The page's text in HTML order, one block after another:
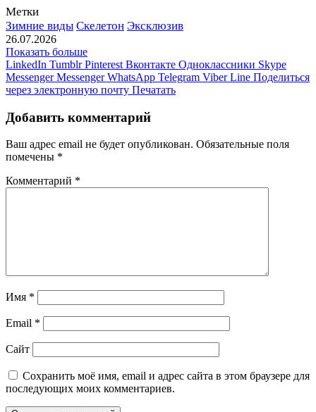
Метки
Зимние виды Скелетон Эксклюзив
26.07.2026
Показать больше
LinkedIn Tumblr Pinterest Вконтакте Одноклассники Skype
Messenger Messenger WhatsApp Telegram Viber Line Поделиться
через электронную почту Печатать
Добавить комментарий
Ваш адрес email не будет опубликован. Обязательные поля
помечены *
Комментарий *
Имя *
Email *
Сайт
Сохранить моё имя, email и адрес сайта в этом браузере для
последующих моих комментариев.